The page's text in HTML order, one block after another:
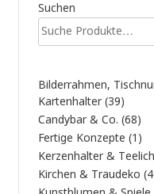
Suchen
Bilderrahmen,
Kartenhalter 3939
Candybar & Co. 6868
Fertige Konzepte 1 1
Kerzenhalter &
Kirchen & Traudeko